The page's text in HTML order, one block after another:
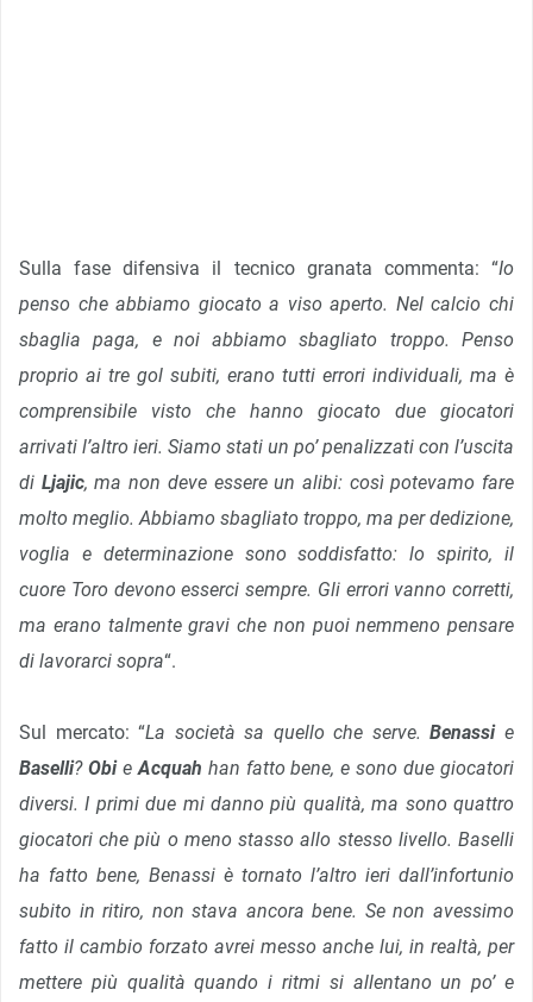
Sulla fase difensiva il tecnico granata commenta: “Io
penso che abbiamo giocato a viso aperto. Nel calcio chi
sbaglia paga, e noi abbiamo sbagliato troppo. Penso
proprio ai tre gol subiti, erano tutti errori individuali, ma è
comprensibile visto che hanno giocato due giocatori
arrivati l’altro ieri. Siamo stati un po’ penalizzati con l’uscita
di Ljajic, ma non deve essere un alibi: così potevamo fare
molto meglio. Abbiamo sbagliato troppo, ma per dedizione,
voglia e determinazione sono soddisfatto: lo spirito, il
cuore Toro devono esserci sempre. Gli errori vanno corretti,
ma erano talmente gravi che non puoi nemmeno pensare
di lavorarci sopra“.
Sul mercato: “La società sa quello che serve.Benassie
Baselli? Obie Acquah han fatto bene, e sono due giocatori
diversi. I primi due mi danno più qualità, ma sono quattro
giocatori che più o meno stasso allo stesso livello. Baselli
ha fatto bene, Benassi è tornato l’altro ieri dall’infortunio
subito in ritiro, non stava ancora bene. Se non avessimo
fatto il cambio forzato avrei messo anche lui, in realtà, per
mettere più qualità quando i ritmi si allentano un po’ e